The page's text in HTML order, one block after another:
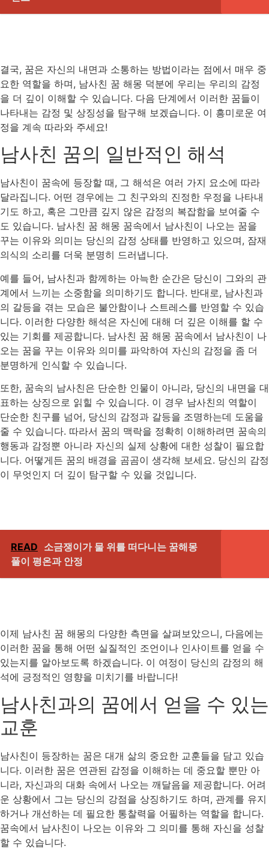
결국, 꿈은 자신의 내면과 소통하는 방법이라는 점에서 매우 중
요한 역할을 하며, 남사친 꿈 해몽 덕분에 우리는 우리의 감정
을 더 깊이 이해할 수 있습니다. 다음 단계에서 이러한 꿈들이
나타내는 감정 및 상징성을 탐구해 보겠습니다. 이 흥미로운 여
정을 계속 따라와 주세요!
남사친 꿈의 일반적인 해석
남사친이 꿈속에 등장할 때, 그 해석은 여러 가지 요소에 따라
달라집니다. 어떤 경우에는 그 친구와의 진정한 우정을 나타내
기도 하고, 혹은 그만큼 깊지 않은 감정의 복잡함을 보여줄 수
도 있습니다. 남사친 꿈 해몽 꿈속에서 남사친이 나오는 꿈을
꾸는 이유와 의미는 당신의 감정 상태를 반영하고 있으며, 잠재
의식의 소리를 더욱 분명히 드러냅니다.
예를 들어, 남사친과 함께하는 아늑한 순간은 당신이 그와의 관
계에서 느끼는 소중함을 의미하기도 합니다. 반대로, 남사친과
의 갈등을 겪는 모습은 불안함이나 스트레스를 반영할 수 있습
니다. 이러한 다양한 해석은 자신에 대해 더 깊은 이해를 할 수
있는 기회를 제공합니다. 남사친 꿈 해몽 꿈속에서 남사친이 나
오는 꿈을 꾸는 이유와 의미를 파악하여 자신의 감정을 좀 더
분명하게 인식할 수 있습니다.
또한, 꿈속의 남사친은 단순한 인물이 아니라, 당신의 내면을 대
표하는 상징으로 읽힐 수 있습니다. 이 경우 남사친의 역할이
단순한 친구를 넘어, 당신의 감정과 갈등을 조명하는데 도움을
줄 수 있습니다. 따라서 꿈의 맥락을 정확히 이해하려면 꿈속의
행동과 감정뿐 아니라 자신의 실제 상황에 대한 성찰이 필요합
니다. 어떻게든 꿈의 배경을 곰곰이 생각해 보세요. 당신의 감정
이 무엇인지 더 깊이 탐구할 수 있을 것입니다.
READ 소금쟁이가 물 위를 떠다니는 꿈해몽
풀이 평온과 안정
이제 남사친 꿈 해몽의 다양한 측면을 살펴보았으니, 다음에는
이러한 꿈을 통해 어떤 실질적인 조언이나 인사이트를 얻을 수
있는지를 알아보도록 하겠습니다. 이 여정이 당신의 감정의 해
석에 긍정적인 영향을 미치기를 바랍니다!
남사친과의 꿈에서 얻을 수 있는
교훈
남사친이 등장하는 꿈은 대개 삶의 중요한 교훈들을 담고 있습
니다. 이러한 꿈은 연관된 감정을 이해하는 데 중요할 뿐만 아
니라, 자신과의 대화 속에서 나오는 깨달음을 제공합니다. 어려
운 상황에서 그는 당신의 강점을 상징하기도 하며, 관계를 유지
하거나 개선하는 데 필요한 통찰력을 어필하는 역할을 합니다.
꿈속에서 남사친이 나오는 이유와 그 의미를 통해 자신을 성찰
할 수 있습니다.